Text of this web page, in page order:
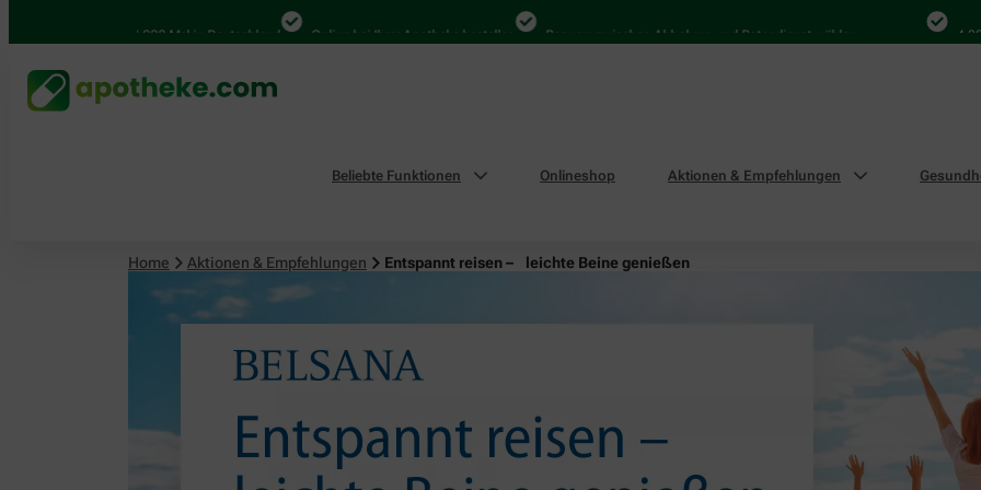
4.000 Mal in Deutschland Online bei Ihrer Apotheke bestellen Bequem zwischen Abholung und Botendienst wählen 4.000 Mal
Beliebte Funktionen Onlineshop Aktionen & Empfehlungen
Home Aktionen & Empfehlungen Entspannt reisen – leichte Beine genießen